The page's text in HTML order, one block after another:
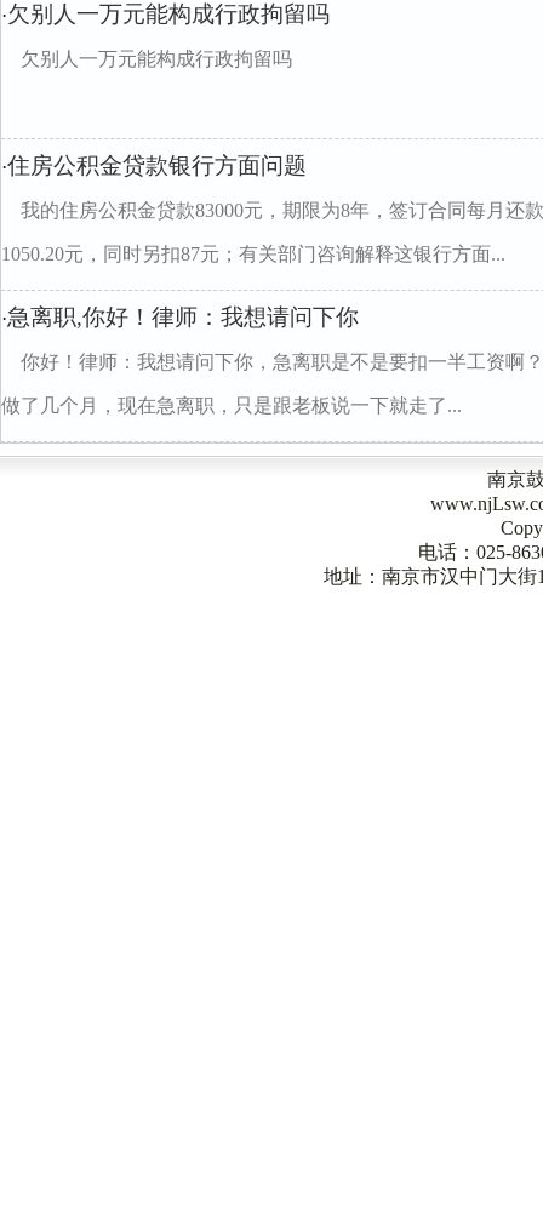
·欠别人一万元能构成行政拘留吗
欠别人一万元能构成行政拘留吗
·住房公积金贷款银行方面问题
我的住房公积金贷款83000元，期限为8年，签订合同每月还
1050.20元，同时另扣87元；有关部门咨询解释这银行方面...
·急离职,你好！律师：我想请问下你
你好！律师：我想请问下你，急离职是不是要扣一半工资啊
做了几个月，现在急离职，只是跟老板说一下就走了...
南京
电话：025-
地址：南京市汉中门大